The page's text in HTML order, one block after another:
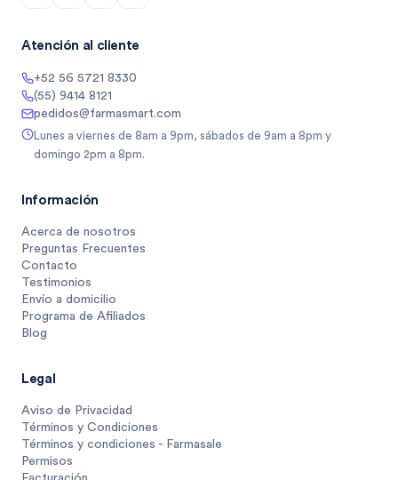
Atención al cliente
+52 56 5721 8330
(55) 9414 8121
pedidos@farmasmart.com
Lunes a viernes de 8am a 9pm, sábados de 9am a 8pm y
domingo 2pm a 8pm.
Información
Acerca de nosotros
Preguntas Frecuentes
Contacto
Testimonios
Envío a domicilio
Programa de Afiliados
Blog
Legal
Aviso de Privacidad
Términos y Condiciones
Términos y condiciones - Farmasale
Permisos